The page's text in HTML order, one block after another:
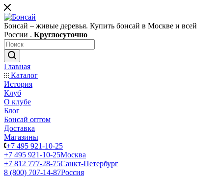
Бонсай – живые деревья. Купить бонсай в Москве и всей
России . Круглосуточно
Главная
Каталог
История
Клуб
О клубе
Блог
Бонсай оптом
Доставка
Магазины
+7 495 921-10-25
+7 495 921-10-25Москва
+7 812 777-28-75Санкт-Петербург
8 (800) 707-14-87Россия